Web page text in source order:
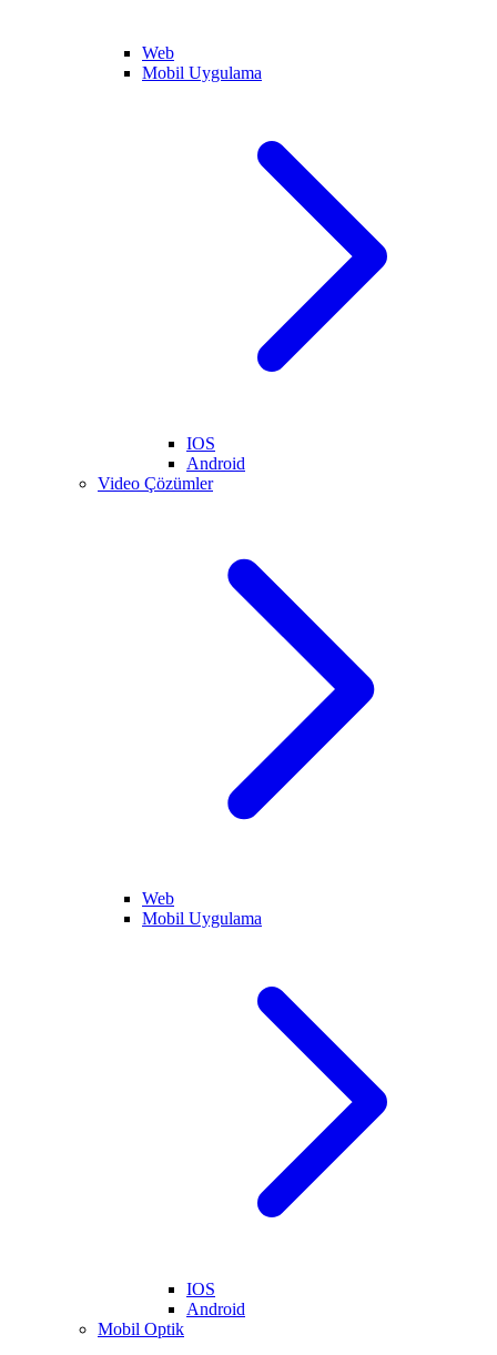
Web
Mobil Uygulama
IOS
Android
Video Çözümler
Web
Mobil Uygulama
IOS
Android
Mobil Optik